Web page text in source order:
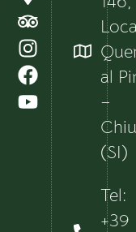
al
–
(SI)
Tel:
+39